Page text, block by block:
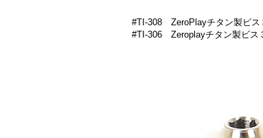
#TI-308 ZeroPlayチタン製ビス
#TI-306 Zeroplayチタン製ビス